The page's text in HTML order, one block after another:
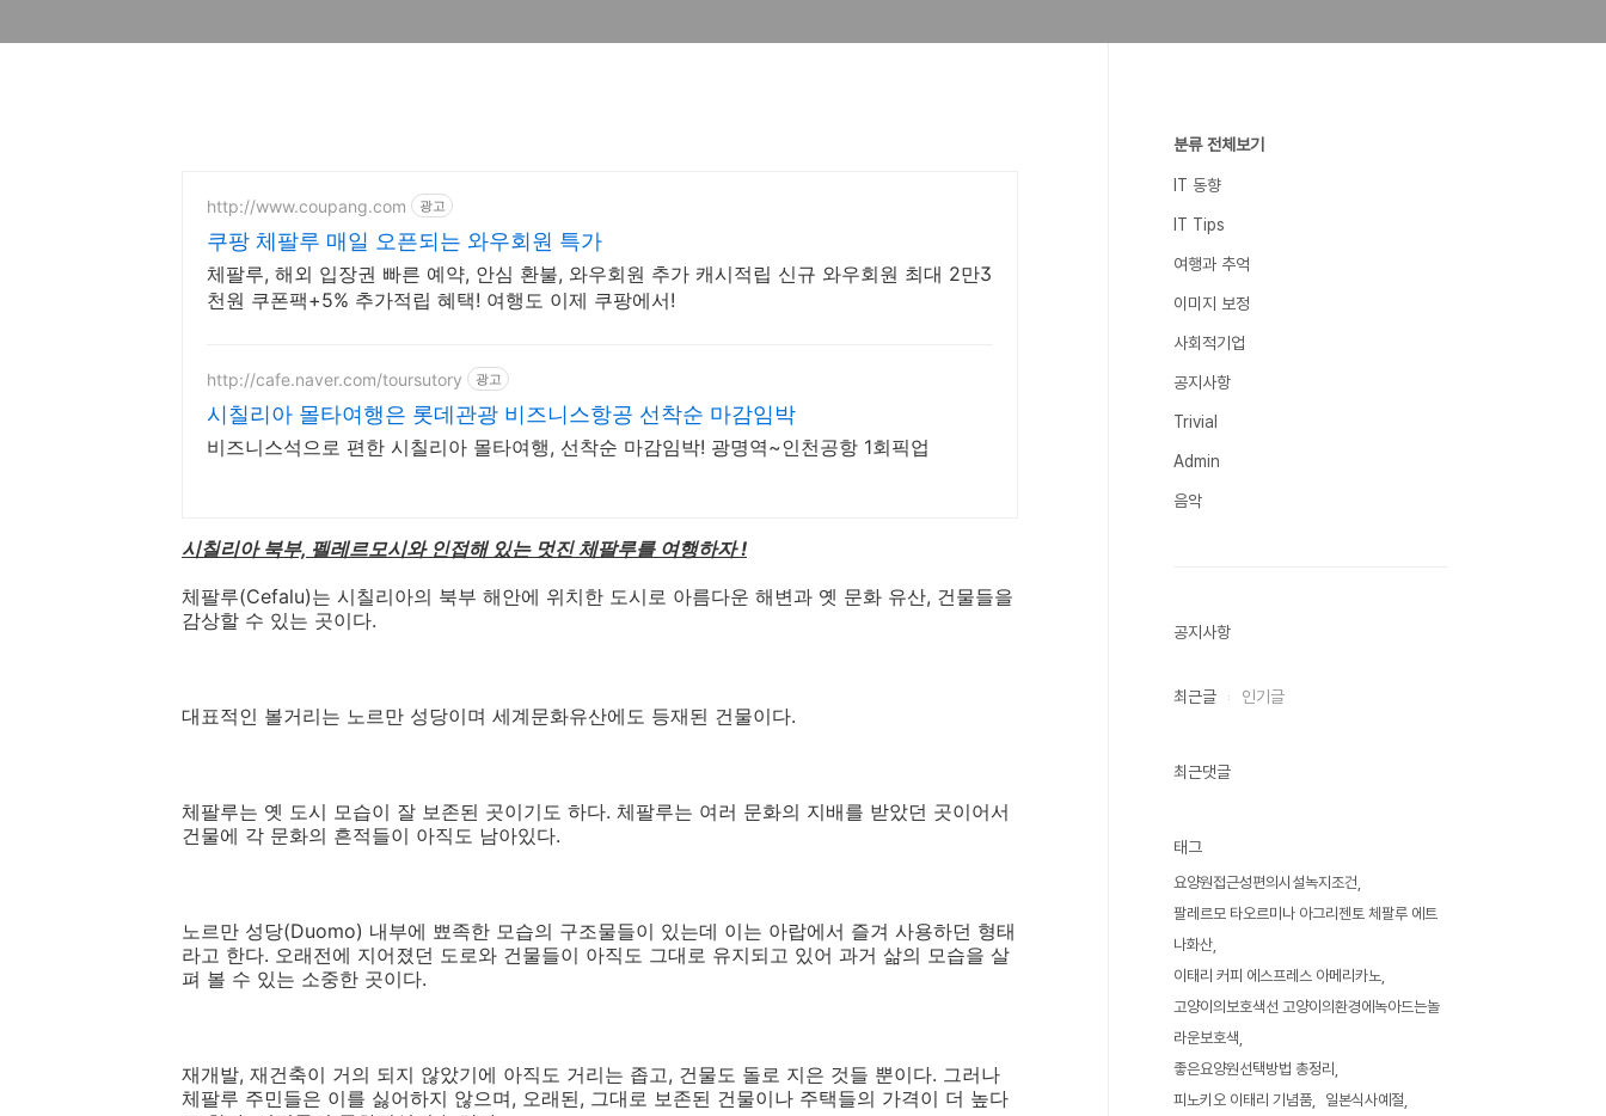
http://www.coupang.com 광고
쿠팡 체팔루 매일 오픈되는 와우회원 특가
체팔루, 해외 입장권 빠른 예약, 안심 환불, 와우회원 추가 캐시적립 신규 와우회원 최대 2만3
천원 쿠폰팩+5% 추가적립 혜택! 여행도 이제 쿠팡에서!
http://cafe.naver.com/toursutory 광고
시칠리아 몰타여행은 롯데관광 비즈니스항공 선착순 마감임박
비즈니스석으로 편한 시칠리아 몰타여행, 선착순 마감임박! 광명역~인천공항 1회픽업
시칠리아 북부, 펠레르모시와 인접해 있는 멋진 체팔루를 여행하자 !
체팔루(Cefalu)는 시칠리아의 북부 해안에 위치한 도시로 아름다운 해변과 옛 문화 유산, 건물들을
감상할 수 있는 곳이다.
대표적인 볼거리는 노르만 성당이며 세계문화유산에도 등재된 건물이다.
체팔루는 옛 도시 모습이 잘 보존된 곳이기도 하다. 체팔루는 여러 문화의 지배를 받았던 곳이어서
건물에 각 문화의 흔적들이 아직도 남아있다.
노르만 성당(Duomo) 내부에 뾰족한 모습의 구조물들이 있는데 이는 아랍에서 즐겨 사용하던 형태
라고 한다. 오래전에 지어졌던 도로와 건물들이 아직도 그대로 유지되고 있어 과거 삶의 모습을 살
펴 볼 수 있는 소중한 곳이다.
재개발, 재건축이 거의 되지 않았기에 아직도 거리는 좁고, 건물도 돌로 지은 것들 뿐이다. 그러나
체팔루 주민들은 이를 싫어하지 않으며, 오래된, 그대로 보존된 건물이나 주택들의 가격이 더 높다
분류 전체보기
IT 동향
IT Tips
여행과 추억
이미지 보정
사회적기업
공지사항
Trivial
Admin
음악
공지사항
최근글 인기글
최근댓글
태그
요양원접근성편의시설녹지조건
팔레르모 타오르미나 아그리젠토 체팔루 에트
나화산
이태리 커피 에스프레스 아메리카노
고양이의보호색선 고양이의환경에녹아드는놀
라운보호색
좋은요양원선택방법 총정리
피노키오 이태리 기념품
일본식사예절